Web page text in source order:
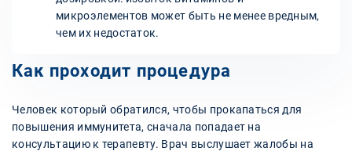
микроэлементов может быть не менее вредным,
чем их недостаток.
Как проходит процедура
Человек который обратился, чтобы прокапаться для
повышения иммунитета, сначала попадает на
консультацию к терапевту. Врач выслушает жалобы на